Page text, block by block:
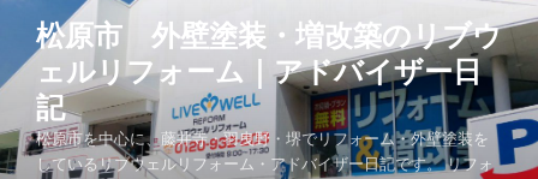
テ
ツ
へ
松原市 外壁塗装・増改築のリブウ
ェルリフォーム｜アドバイザー日
記
松原市を中心に、藤井寺・羽曳野・堺でリフォーム・外壁塗装を
しているリブウェルリフォーム・アドバイザー日記です。 リフォ